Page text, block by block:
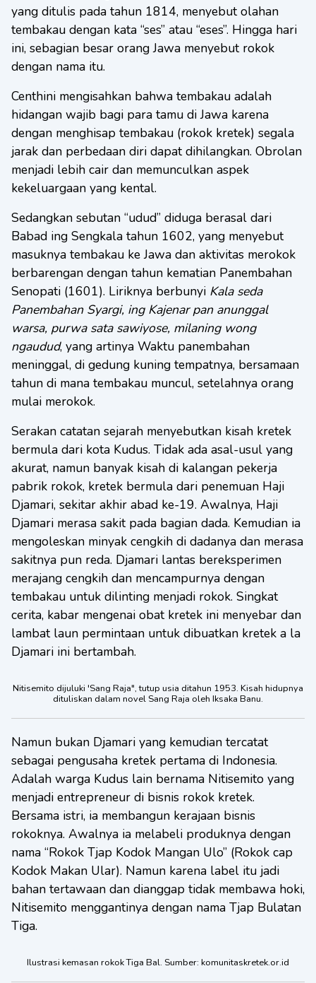
yang ditulis pada tahun 1814, menyebut olahan
tembakau dengan kata “ses” atau “eses”. Hingga hari
ini, sebagian besar orang Jawa menyebut rokok
dengan nama itu.
Centhini mengisahkan bahwa tembakau adalah
hidangan wajib bagi para tamu di Jawa karena
dengan menghisap tembakau (rokok kretek) segala
jarak dan perbedaan diri dapat dihilangkan. Obrolan
menjadi lebih cair dan memunculkan aspek
kekeluargaan yang kental.
Sedangkan sebutan “udud” diduga berasal dari
Babad ing Sengkala tahun 1602, yang menyebut
masuknya tembakau ke Jawa dan aktivitas merokok
berbarengan dengan tahun kematian Panembahan
Senopati (1601). Liriknya berbunyi Kala seda
Panembahan Syargi, ing Kajenar pan anunggal
warsa, purwa sata sawiyose, milaning wong
ngaudud, yang artinya Waktu panembahan
meninggal, di gedung kuning tempatnya, bersamaan
tahun di mana tembakau muncul, setelahnya orang
mulai merokok.
Serakan catatan sejarah menyebutkan kisah kretek
bermula dari kota Kudus. Tidak ada asal-usul yang
akurat, namun banyak kisah di kalangan pekerja
pabrik rokok, kretek bermula dari penemuan Haji
Djamari, sekitar akhir abad ke-19. Awalnya, Haji
Djamari merasa sakit pada bagian dada. Kemudian ia
mengoleskan minyak cengkih di dadanya dan merasa
sakitnya pun reda. Djamari lantas bereksperimen
merajang cengkih dan mencampurnya dengan
tembakau untuk dilinting menjadi rokok. Singkat
cerita, kabar mengenai obat kretek ini menyebar dan
lambat laun permintaan untuk dibuatkan kretek a la
Djamari ini bertambah.
Nitisemito dijuluki 'Sang Raja", tutup usia ditahun 1953. Kisah hidupnya
dituliskan dalam novel Sang Raja oleh Iksaka Banu.
Namun bukan Djamari yang kemudian tercatat
sebagai pengusaha kretek pertama di Indonesia.
Adalah warga Kudus lain bernama Nitisemito yang
menjadi entrepreneur di bisnis rokok kretek.
Bersama istri, ia membangun kerajaan bisnis
rokoknya. Awalnya ia melabeli produknya dengan
nama “Rokok Tjap Kodok Mangan Ulo” (Rokok cap
Kodok Makan Ular). Namun karena label itu jadi
bahan tertawaan dan dianggap tidak membawa hoki,
Nitisemito menggantinya dengan nama Tjap Bulatan
Tiga.
Ilustrasi kemasan rokok Tiga Bal. Sumber: komunitaskretek.or.id